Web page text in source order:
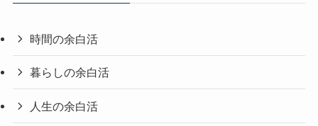
時間の余白活
暮らしの余白活
人生の余白活